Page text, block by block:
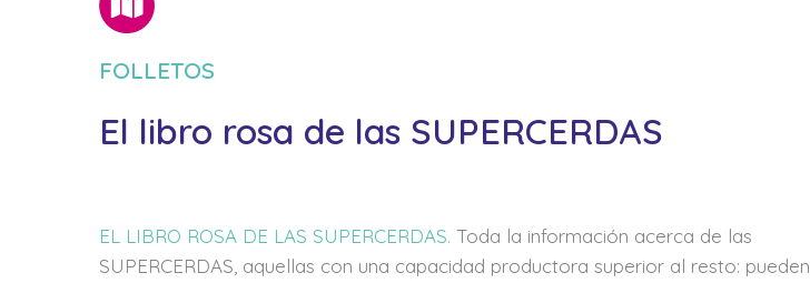
FOLLETOS
El libro rosa de las SUPERCERDAS
EL LIBRO ROSA DE LAS SUPERCERDAS.Toda la información acerca de las
SUPERCERDAS, aquellas con una capacidad productora superior al resto: pueden